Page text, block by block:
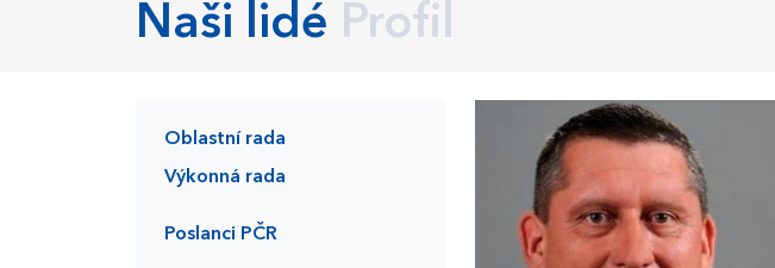
Naši lidé Profil
Oblastní rada
Výkonná rada
Poslanci PČR